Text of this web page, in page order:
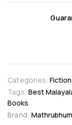
Categories: Fiction,
Tags: Best
Books
Brand: